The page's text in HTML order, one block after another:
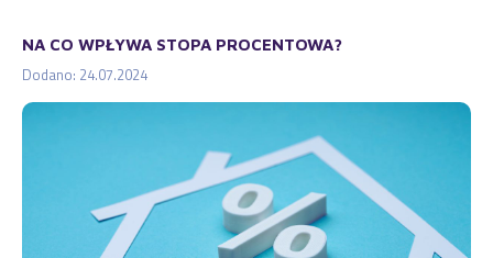
NA CO WPŁYWA STOPA PROCENTOWA?
Dodano: 24.07.2024